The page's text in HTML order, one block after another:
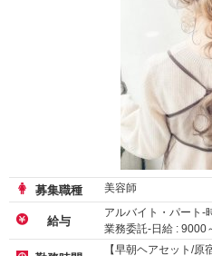
募集職種 美容師
給与
アルバイト・パート-
業務委託-日給 : 9000
【早朝ヘアセット/